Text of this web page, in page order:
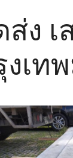
ส่ง
งเท